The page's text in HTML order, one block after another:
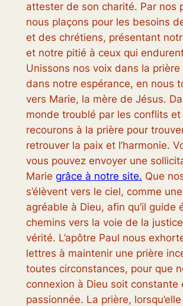
attester de son charité. Par nos
nous plaçons pour les besoins
et des chrétiens, présentant
et notre pitié à ceux qui
Unissons nos voix dans la
dans notre espérance, en nous
vers Marie, la mère de Jésus.
monde troublé par les conflits et
recourons à la prière pour
retrouver la paix et l’harmonie.
vous pouvez envoyer une
Marie grâce à notre site. Que
s’élèvent vers le ciel, comme
agréable à Dieu, afin qu’il guide
chemins vers la voie de la
vérité. L’apôtre Paul nous
lettres à maintenir une prière
toutes circonstances, pour que
connexion à Dieu soit constante
passionnée. La prière,